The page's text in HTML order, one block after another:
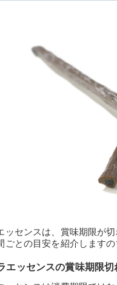
ッセンスは、賞味期限が
ごとの目安を紹介します
エッセンスの賞味期限